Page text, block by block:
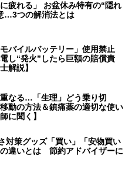
に疲れる」 お盆休み特有の“隠れ
…3つの解消法とは
バイルバッテリー」使用禁止
し“発火”したら巨額の賠償責
解説】
なる…「生理」どう乗り切
動の方法＆鎮痛薬の適切な使い
に聞く】
対策グッズ「買い」「安物買い
違いとは 節約アドバイザーに